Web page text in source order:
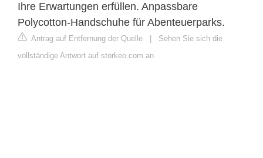
Ihre Erwartungen erfüllen. Anpassbare
Polycotton-Handschuhe für Abenteuerparks.
Antrag auf Entfernung der Quelle
Sehen Sie sich die
vollständige Antwort auf storkeo.com an